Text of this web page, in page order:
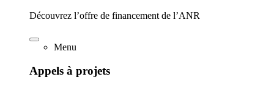
Découvrez l’offre de financement de l’ANR
Menu
Appels à projets